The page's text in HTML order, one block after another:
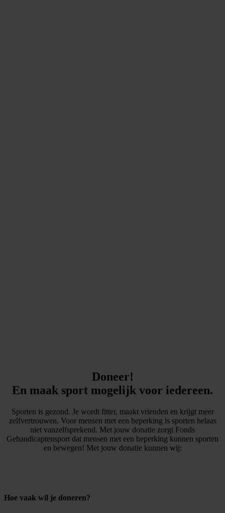
Doneer!
En maak sport mogelijk voor iedereen.
Sporten is gezond. Je wordt fitter, maakt vrienden en krijgt meer
zelfvertrouwen. Voor mensen met een beperking is sporten helaas
niet vanzelfsprekend. Met jouw donatie zorgt Fonds
Gehandicaptensport dat mensen met een beperking kunnen sporten
en bewegen! Met jouw donatie kunnen wij:
Hoe vaak wil je doneren?